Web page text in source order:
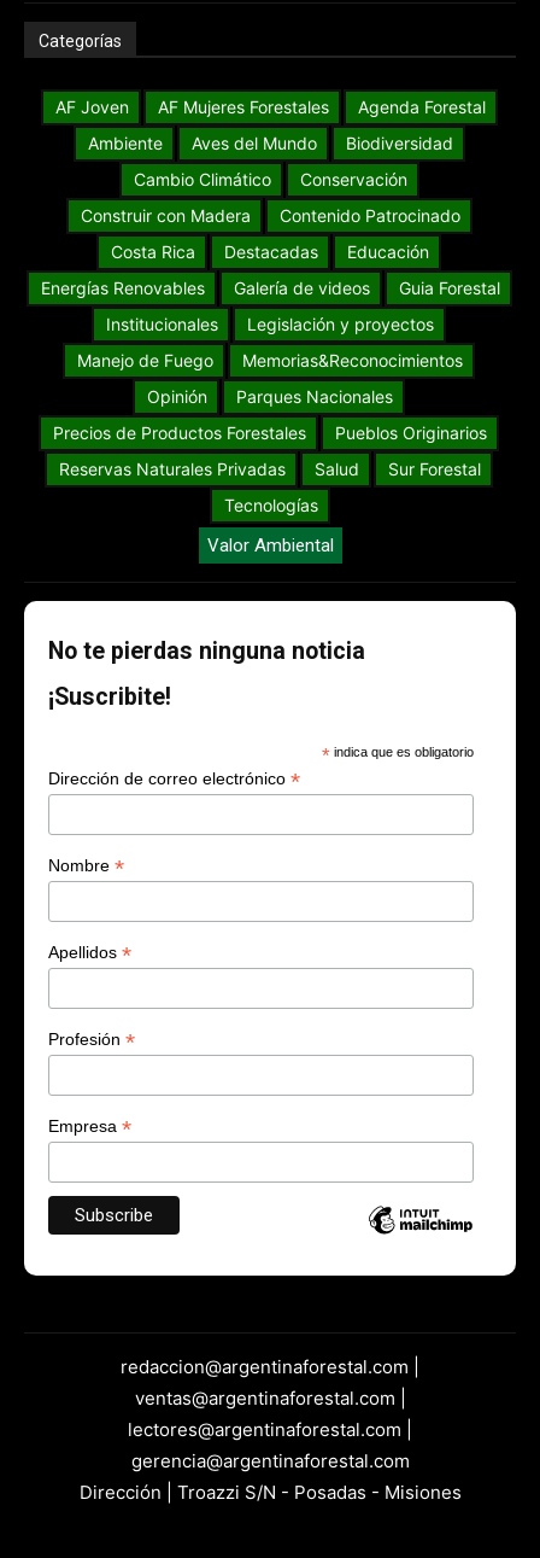
Categorías
AF Joven AF Mujeres Forestales
Agenda Forestal
Ambiente
Aves del Mundo
Biodiversidad
Cambio Climático
Conservación
Construir con Madera
Contenido Patrocinado
Costa Rica
Destacadas
Educación
Energías Renovables
Galería de videos
Guia Forestal
Institucionales
Legislación y proyectos
Manejo de Fuego
Memorias&Reconocimientos
Opinión
Parques Nacionales
Precios de Productos Forestales
Pueblos Originarios
Reservas Naturales Privadas
Salud
Sur Forestal
Tecnologías
Valor Ambiental
No te pierdas ninguna noticia
¡Suscribite!
* indica que es obligatorio
Dirección de correo electrónico *
Nombre *
Apellidos *
Profesión *
Empresa *
redaccion@argentinaforestal.com |
ventas@argentinaforestal.com |
lectores@argentinaforestal.com |
gerencia@argentinaforestal.com
Dirección | Troazzi S/N - Posadas - Misiones